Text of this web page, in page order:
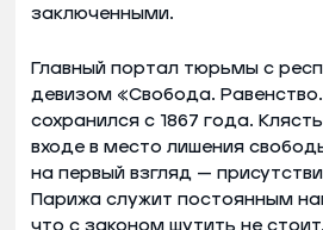
заключенными.
Главный портал тюрьмы с
девизом «Свобода.
сохранился с 1867 года.
входе в место лишения
на первый взгляд —
Парижа служит постоянным
что с законом шутить не